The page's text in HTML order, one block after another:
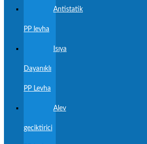
Antistatik
PP levha
Isıya
Dayanıklı
PP Levha
Alev
geciktirici